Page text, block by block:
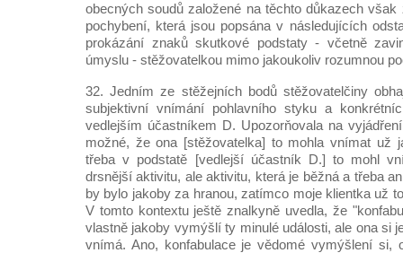
obecných soudů založené na těchto důkazech však
pochybení, která jsou popsána v následujících
prokázání znaků skutkové podstaty - včetně
úmyslu - stěžovatelkou mimo jakoukoliv rozumnou
32. Jedním ze stěžejních bodů stěžovatelčiny
subjektivní vnímání pohlavního styku a
vedlejším účastníkem D. Upozorňovala na
možné, že ona [stěžovatelka] to mohla vnímat už
třeba v podstatě [vedlejší účastník D.] to mohl
drsnější aktivitu, ale aktivitu, která je běžná a třeba
by bylo jakoby za hranou, zatímco moje klientka už
V tomto kontextu ještě znalkyně uvedla, že
vlastně jakoby vymýšlí ty minulé události, ale ona si
vnímá. Ano, konfabulace je vědomé vymýšlení si,